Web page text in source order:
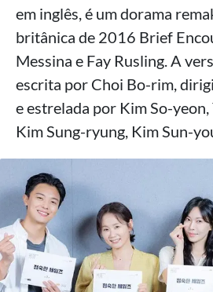
em inglês, é um dorama
britânica de 2016 Brief
Messina e Fay Rusling. A
escrita por Choi Bo-rim,
e estrelada por Kim So-
Kim Sung-ryung, Kim Sun-